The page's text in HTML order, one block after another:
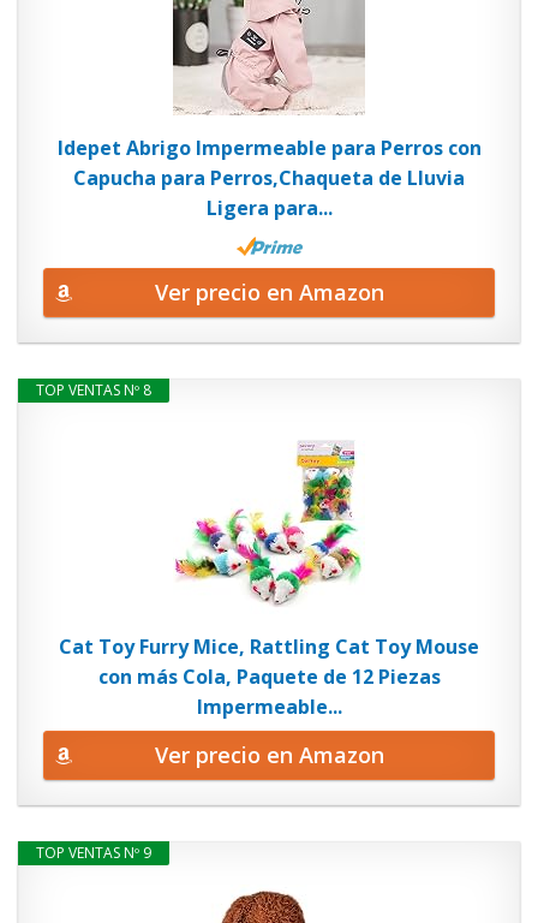
Idepet Abrigo Impermeable para Perros con
Capucha para Perros,Chaqueta de Lluvia
Ligera para...
Ver precio en Amazon
TOP VENTAS Nº 8
Cat Toy Furry Mice, Rattling Cat Toy Mouse
con más Cola, Paquete de 12 Piezas
Impermeable...
Ver precio en Amazon
TOP VENTAS Nº 9